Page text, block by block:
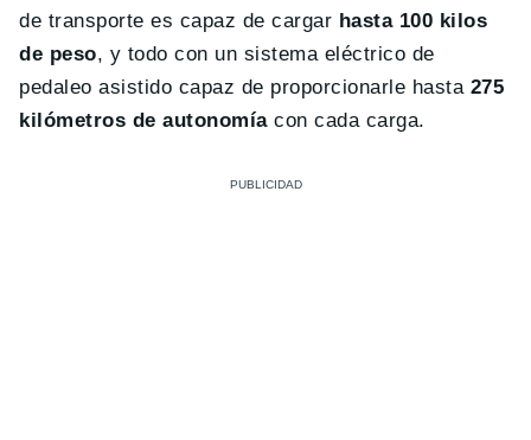
de transporte es capaz de cargar hasta 100 kilos
de peso, y todo con un sistema eléctrico de
pedaleo asistido capaz de proporcionarle hasta 275
kilómetros de autonomíacon cada carga.